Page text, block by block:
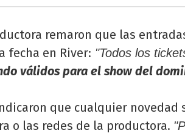
remaron que las
fecha en River: "Todos los
válidos para el show del
que cualquier novedad
o las redes de la productora.